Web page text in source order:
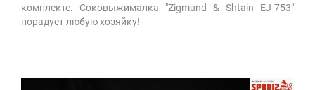
комплекте. Соковыжималка "Zigmund & Shtain EJ-753"
порадует любую хозяйку!